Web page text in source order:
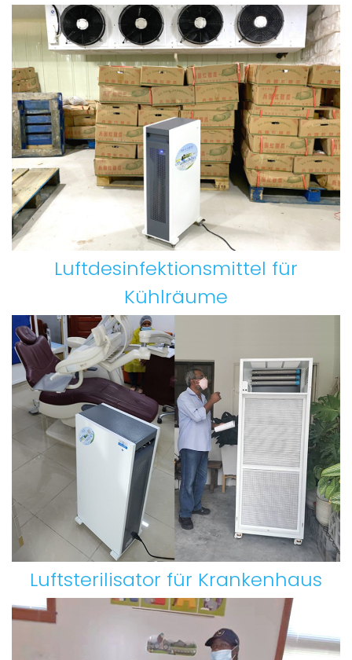
Luftdesinfektionsmittel für
Kühlräume
Luftsterilisator für Krankenhaus